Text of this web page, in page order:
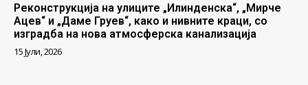
Реконструкција на улиците „Илинденска“, „Мирче
Ацев“ и „Даме Груев“, како и нивните краци, со
изградба на нова атмосферска канализација
15 Јули, 2026